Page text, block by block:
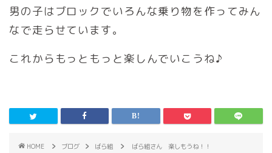
男の子はブロックでいろんな乗り物を作ってみん
なで走らせています。
これからもっともっと楽しんでいこうね♪
HOME ブログ ばら組 ばら組さん 楽しもうね！！